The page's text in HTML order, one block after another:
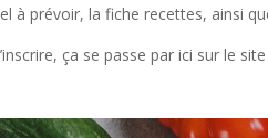
à prévoir, la fiche recettes, ainsi
ça se passe par ici sur le